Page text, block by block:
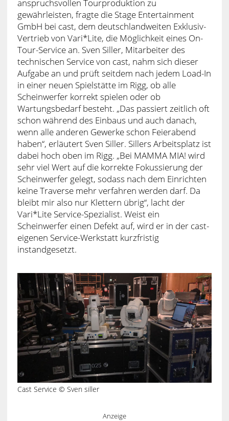
anspruchsvollen Tourproduktion zu
gewährleisten, fragte die Stage Entertainment
GmbH bei cast, dem deutschlandweiten Exklusiv-
Vertrieb von Vari*Lite, die Möglichkeit eines On-
Tour-Service an. Sven Siller, Mitarbeiter des
technischen Service von cast, nahm sich dieser
Aufgabe an und prüft seitdem nach jedem Load-In
in einer neuen Spielstätte im Rigg, ob alle
Scheinwerfer korrekt spielen oder ob
Wartungsbedarf besteht. „Das passiert zeitlich oft
schon während des Einbaus und auch danach,
wenn alle anderen Gewerke schon Feierabend
haben“, erläutert Sven Siller. Sillers Arbeitsplatz ist
dabei hoch oben im Rigg. „Bei MAMMA MIA! wird
sehr viel Wert auf die korrekte Fokussierung der
Scheinwerfer gelegt, sodass nach dem Einrichten
keine Traverse mehr verfahren werden darf. Da
bleibt mir also nur Klettern übrig“, lacht der
Vari*Lite Service-Spezialist. Weist ein
Scheinwerfer einen Defekt auf, wird er in der cast-
eigenen Service-Werkstatt kurzfristig
instandgesetzt.
Cast Service © Sven siller
Anzeige